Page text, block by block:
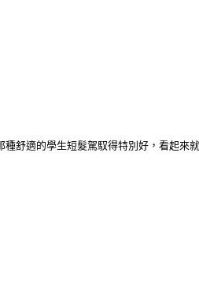
舒適的學生短髮駕馭得特別好，看起來